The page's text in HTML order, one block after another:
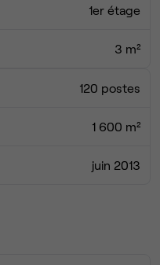
1er étage
3 m²
120 postes
1 600 m²
juin 2013